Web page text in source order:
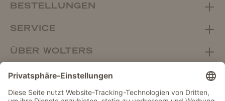
BESTELLUNGEN
SERVICE
ÜBER WOLTERS
FACHHANDEL
Vertrag widerrufen